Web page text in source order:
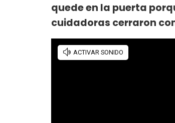
quede en la puerta
cuidadoras cerraron